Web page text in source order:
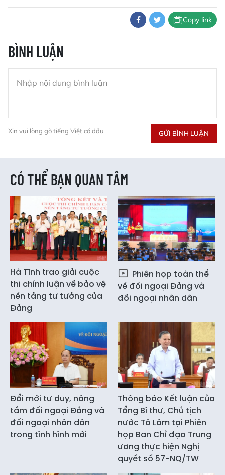
Copy link
BÌNH LUẬN
Xin vui lòng gõ tiếng Việt có dấu GỬI BÌNH LUẬN
CÓ THỂ BẠN QUAN TÂM
Hà Tĩnh trao giải cuộc
thi chính luận về bảo vệ
nền tảng tư tưởng của
Đảng
Phiên họp toàn thể
về đối ngoại Đảng và
đối ngoại nhân dân
Đổi mới tư duy, nâng
tầm đối ngoại Đảng và
đối ngoại nhân dân
trong tình hình mới
Thông báo Kết luận của
Tổng Bí thư, Chủ tịch
nước Tô Lâm tại Phiên
họp Ban Chỉ đạo Trung
ương thực hiện Nghị
quyết số 57-NQ/TW